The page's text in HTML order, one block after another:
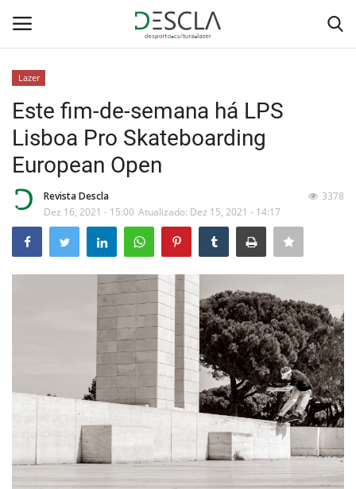
Home
...by Descla
Desporto
Estatuto Editorial
Ficha técnica
Lazer
Este fim-de-semana há LPS
Lisboa Pro Skateboarding
European Open
Revista Descla
Dez 16, 2021 - 15:00 Atualizado: Dez 15, 2021 - 14:17
3378